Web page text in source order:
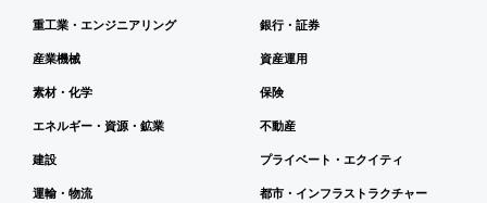
重工業・エンジニアリング
産業機械
素材・化学
エネルギー・資源・鉱業
建設
運輸・物流
銀行・証券
資産運用
保険
不動産
プライベート・エクイティ
都市・インフラストラクチャー